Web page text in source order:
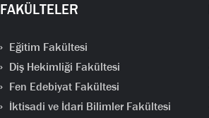
FAKÜLTELER
Eğitim Fakültesi
Diş Hekimliği Fakültesi
Fen Edebiyat Fakültesi
İktisadi ve İdari Bilimler Fakültesi